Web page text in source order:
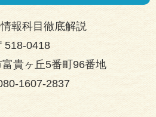
報科目徹底解説
518-0418
貴ヶ丘5番町96番地
1607-2837